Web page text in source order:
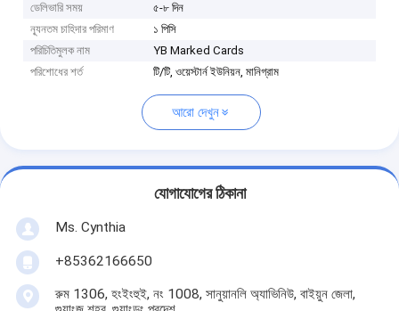
ডেলিভারি সময়
৫-৮ দিন
ন্যূনতম চাহিদার পরিমাণ
১ পিসি
পরিচিতিমুলক নাম
YB Marked Cards
পরিশোধের শর্ত
টি/টি, ওয়েস্টার্ন ইউনিয়ন, মানিগ্রাম
আরো দেখুন
যোগাযোগের ঠিকানা
Ms. Cynthia
‪+85362166650‬
রুম 1306, হংইংহুই, নং 1008, সানুয়ানলি অ্যাভিনিউ, বাইয়ুন জেলা,